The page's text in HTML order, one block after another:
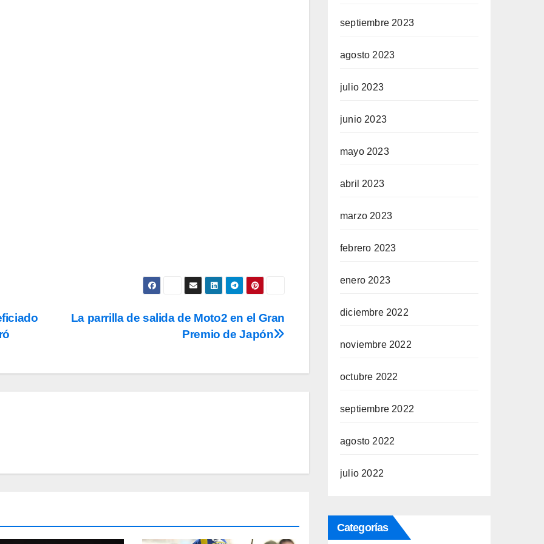
La parrilla de salida de Moto2 en el Gran
Premio de Japón
septiembre 2023
agosto 2023
julio 2023
junio 2023
mayo 2023
abril 2023
marzo 2023
febrero 2023
enero 2023
diciembre 2022
noviembre 2022
octubre 2022
septiembre 2022
agosto 2022
julio 2022
Categorías